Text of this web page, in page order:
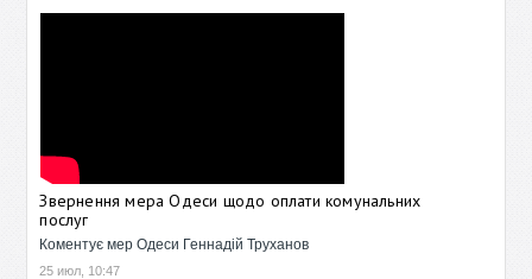
Звернення мера Одеси щодо оплати комунальних
послуг
Коментує мер Одеси Геннадій Труханов
25 июл, 10:47